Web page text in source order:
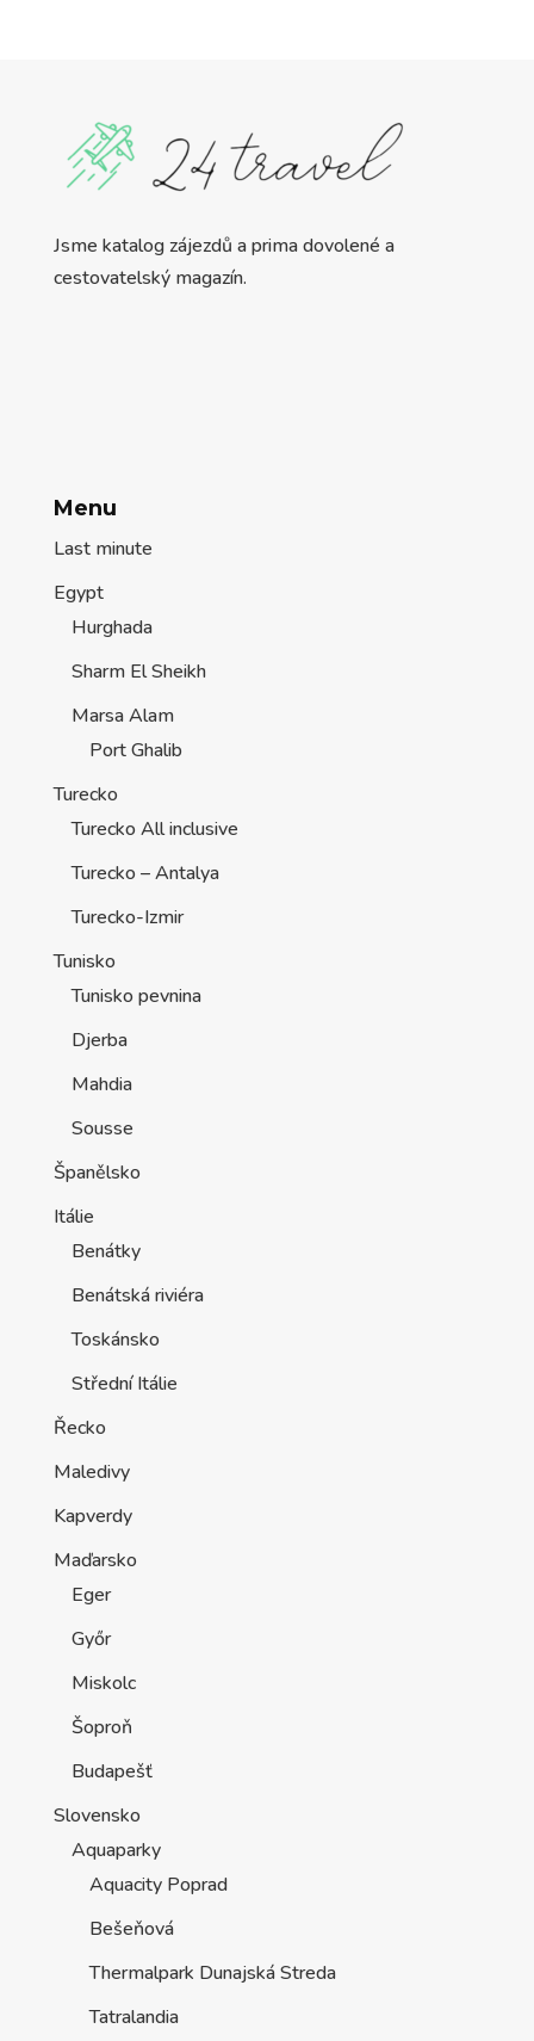
Jsme katalog zájezdů a prima dovolené a
cestovatelský magazín.
Menu
Last minute
Egypt
Hurghada
Sharm El Sheikh
Marsa Alam
Port Ghalib
Turecko
Turecko All inclusive
Turecko – Antalya
Turecko-Izmir
Tunisko
Tunisko pevnina
Djerba
Mahdia
Sousse
Španělsko
Itálie
Benátky
Benátská riviéra
Toskánsko
Střední Itálie
Řecko
Maledivy
Kapverdy
Maďarsko
Eger
Győr
Miskolc
Šoproň
Budapešť
Slovensko
Aquaparky
Aquacity Poprad
Bešeňová
Thermalpark Dunajská Streda
Tatralandia